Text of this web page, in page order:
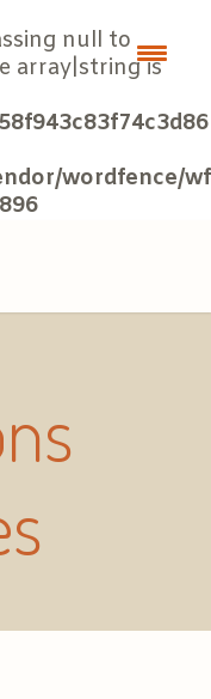
null to
array|string is
wordfence/wf